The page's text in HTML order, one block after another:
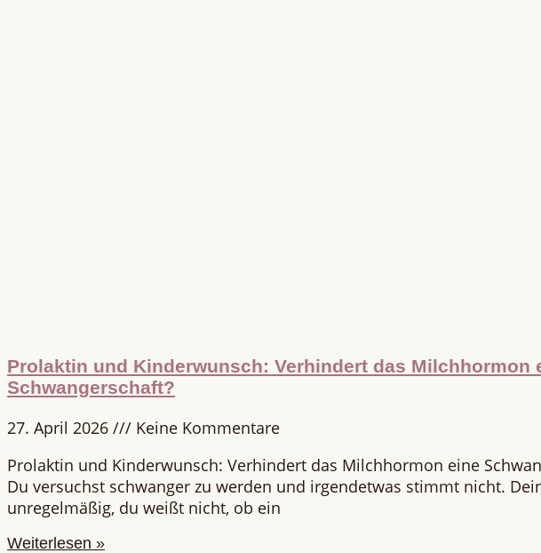
Prolaktin und Kinderwunsch: Verhindert das Milchhormon
Schwangerschaft?
27. April 2026
Keine Kommentare
Prolaktin und Kinderwunsch: Verhindert das Milchhormon eine
Du versuchst schwanger zu werden und irgendetwas stimmt nicht.
unregelmäßig, du weißt nicht, ob ein
Weiterlesen »